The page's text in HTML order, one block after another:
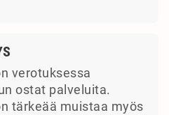
verotuksessa
ostat palveluita.
tärkeää muistaa myös